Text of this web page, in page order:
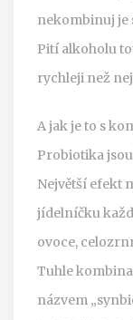
nekombinuj je
Pití alkoholu
rychleji než
A jak je to s
Probiotika
Největší efekt
jídelníčku
ovoce,
Tuhle
názvem